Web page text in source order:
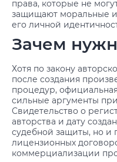
права, которые не
защищают моральные
его личной
Зачем
Хотя по закону
после создания
процедур,
сильные аргументы
Свидетельство о
авторства и дату
судебной защиты, но и
лицензионных
коммерциализации